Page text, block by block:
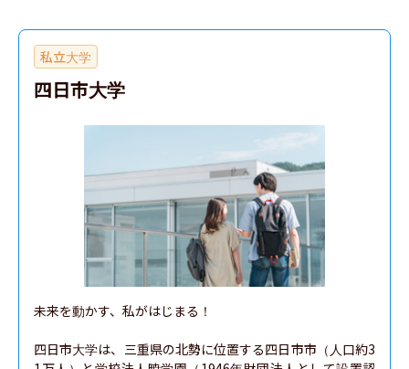
私立大学
四日市大学
未来を動かす、私がはじまる！
四日市大学は、三重県の北勢に位置する四日市市（人口約3